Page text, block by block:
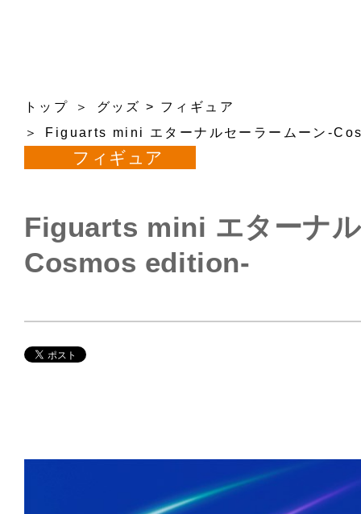
トップ グッズ > フィギュア
Figuarts mini エターナルセーラームーン-
フィギュア
Figuarts mini エターナ
Cosmos edition-